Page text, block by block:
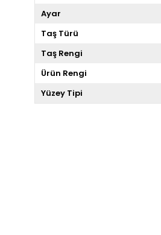
Ayar
Taş Türü
Taş Rengi
Ürün Rengi
Yüzey Tipi